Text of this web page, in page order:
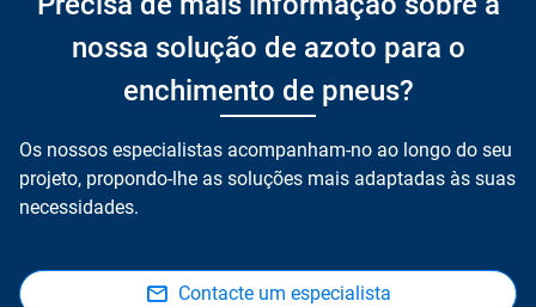
nossa solução de azoto para o
enchimento de pneus?
Os nossos especialistas acompanham-no ao longo do seu
projeto, propondo-lhe as soluções mais adaptadas às suas
necessidades.
Contacte um especialista